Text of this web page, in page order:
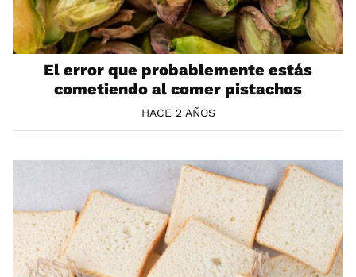
El error que probablemente estás
cometiendo al comer pistachos
HACE 2 AÑOS